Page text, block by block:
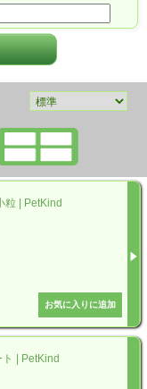
粒 | PetKind
| PetKind